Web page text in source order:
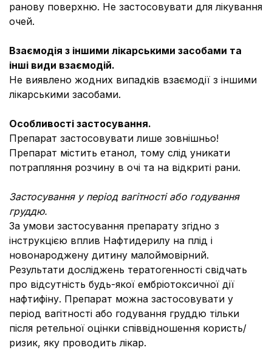
ранову поверхню. Не застосовувати для лікування
очей.
Взаємодія з іншими лікарськими засобами та
інші види взаємодій.
Не виявлено жодних випадків взаємодії з іншими
лікарськими засобами.
Особливості застосування.
Препарат застосовувати лише зовнішньо!
Препарат містить етанол, тому слід уникати
потрапляння розчину в очі та на відкриті рани.
Застосування у період вагітності або годування
груддю.
За умови застосування препарату згідно з
інструкцією вплив Нафтидерилу на плід і
новонароджену дитину малоймовірний.
Результати досліджень тератогенності свідчать
про відсутність будь-якої ембріотоксичної дії
нафтифіну. Препарат можна застосовувати у
період вагітності або годування груддю тільки
після ретельної оцінки співвідношення користь/
ризик, яку проводить лікар.